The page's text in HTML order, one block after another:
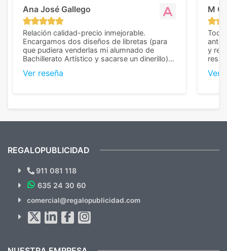
Ana José Gallego
Relación calidad-precio inmejorable.
Encargamos dos diseños de libretas (para
que pudiera venderlas mi alumnado de
Bachillerato Artístico y sacarse un dinerillo) y
diferencia, con libretas de muy buena calidad
Ver reseña
M C
Todo
y
Ver
¿Quieres ver nuestras últimas
Novedades y Ofertas?
hacemos Spam)
REGALOPUBLICIDAD
911 081 118
635 24 30 60
comercial@regalopublicidad.com